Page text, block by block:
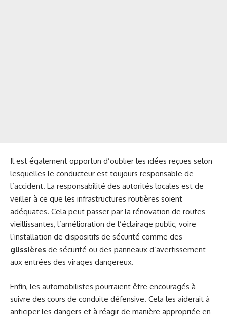
Il est également opportun d’oublier les idées reçues selon
lesquelles le conducteur est toujours responsable de
l’accident. La responsabilité des autorités locales est de
veiller à ce que les infrastructures routières soient
adéquates. Cela peut passer par la rénovation de routes
vieillissantes, l’amélioration de l’éclairage public, voire
l’installation de dispositifs de sécurité comme des
glissières de sécurité ou des panneaux d’avertissement
aux entrées des virages dangereux.
Enfin, les automobilistes pourraient être encouragés à
suivre des cours de conduite défensive. Cela les aiderait à
anticiper les dangers et à réagir de manière appropriée en